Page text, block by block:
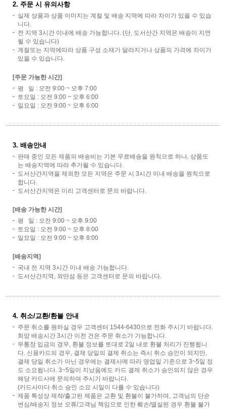
2. 주문 시 유의사항
실제 상품과 상품 이미지는 계절 및 배송 지역에 따라 차이가 있을 수 있습
니다.
전 지역 3시간 이내에 배송 가능합니다. (단, 도서산간 지역은 배송이 지연
될 수 있습니다)
계절또는 지역에따라 상품 구성 소재가 달라지거나 상품의 가격에 차이가
있을 수 있습니다.
[주문 가능한 시간]
평 일 : 오전 9:00 ~ 오후 7:00
토요일 : 오전 9:00 ~ 오후 6:00
일요일 : 오전 9:00 ~ 오후 6:00
3. 배송안내
판매 중인 모든 제품의 배송비는 기본 무료배송을 원칙으로 하나, 상품또
는 배송지역에 따라 추가될 수 있습니다.
도서산간지역을 제외한 모든 지역은 주문 시 3시간 이내 배송을 원칙으로
합니다.
도서산간지역은 미리 고객센터로 문의 바랍니다.
[배송 가능한 시간]
평 일 : 오전 9:00 ~ 오후 9:00
토요일 : 오전 9:00 ~ 오후 8:00
일요일 : 오전 9:00 ~ 오후 8:00
[배송지역]
국내 전 지역 3시간 이내 배송 가능합니다.
도서산간지역, 외딴섬 등은 고객센터로 문의 바랍니다.
4. 취소/교환/환불 안내
주문 취소를 원하실 경우 고객센터 1544-6430으로 전화 주시기 바랍니다.
희망 배송시간 3시간 이전 건은 주문 취소가 가능합니다.
무통장 입금의 경우, 환불 정보를 토대로 2일 내로 환불 처리가 진행됩니
다. 신용카드의 경우, 결제 당일의 결제 취소는 즉시 취소 승인이 되지만,
결제 당일 취소가 아닌 경우에는 결제사에 따라 영업일 기준으로 3~5일 정
도 소요됩니다. 3~5일이 지났음에도 카드 결제 취소가 승인되지 않은 경우
해당 카드사에 문의하여 주시기 바랍니다.
(카드사마다 취소 승인 소요 시일이 다를 수 있습니다)
제품 특성상 제작/출고된 제품은 교환 및 환불이 불가하며, 고객님의 단순
변심/배송지 정보 오류/고객님 책임으로 인한 훼손/멸실된 경우 환불 불가